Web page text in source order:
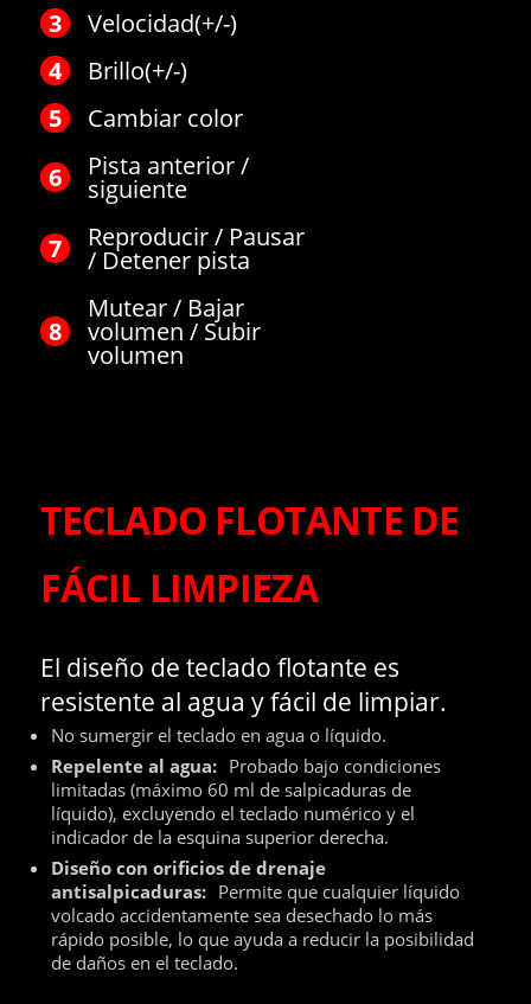
Velocidad(+/-)
Brillo(+/-)
Cambiar color
Pista anterior /
siguiente
Reproducir / Pausar
/ Detener pista
Mutear / Bajar
volumen / Subir
volumen
TECLADO FLOTANTE DE
FÁCIL LIMPIEZA
El diseño de teclado flotante es
resistente al agua y fácil de limpiar.
No sumergir el teclado en agua o líquido.
Repelente al agua: Probado bajo condiciones
limitadas (máximo 60 ml de salpicaduras de
líquido), excluyendo el teclado numérico y el
indicador de la esquina superior derecha.
Diseño con orificios de drenaje
antisalpicaduras: Permite que cualquier líquido
volcado accidentamente sea desechado lo más
rápido posible, lo que ayuda a reducir la posibilidad
de daños en el teclado.